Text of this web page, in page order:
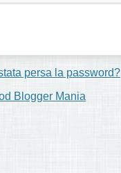
persa la password?
Blogger Mania